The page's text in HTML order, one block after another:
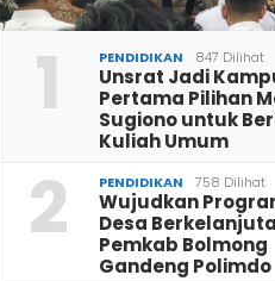
1 PENDIDIKAN 847 Dilihat
Unsrat Jadi
Pertama Pilihan
Sugiono untuk
Kuliah Umum
2 PENDIDIKAN 758 Dilihat
Wujudkan
Desa
Pemkab Bolmong
Gandeng Polimdo